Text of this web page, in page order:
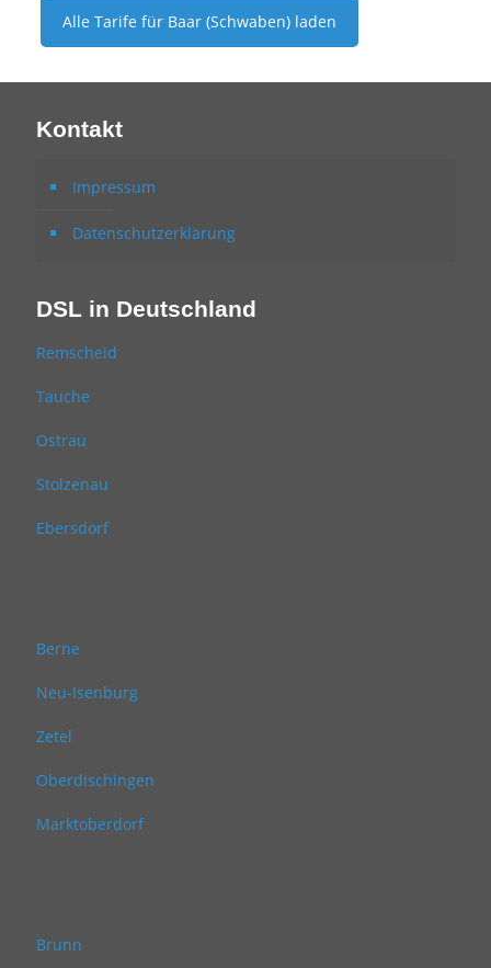
Alle Tarife für Baar (Schwaben)laden
Kontakt
Impressum
Datenschutzerklärung
DSL in Deutschland
Remscheid
Tauche
Ostrau
Stolzenau
Ebersdorf
Berne
Neu-Isenburg
Zetel
Oberdischingen
Marktoberdorf
Brunn